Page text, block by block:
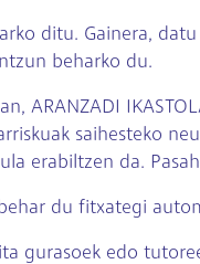
ditu. Gainera,
beharko du.
ARANZADI
saihesteko
erabiltzen da.
behar du fitxategi
gurasoek edo